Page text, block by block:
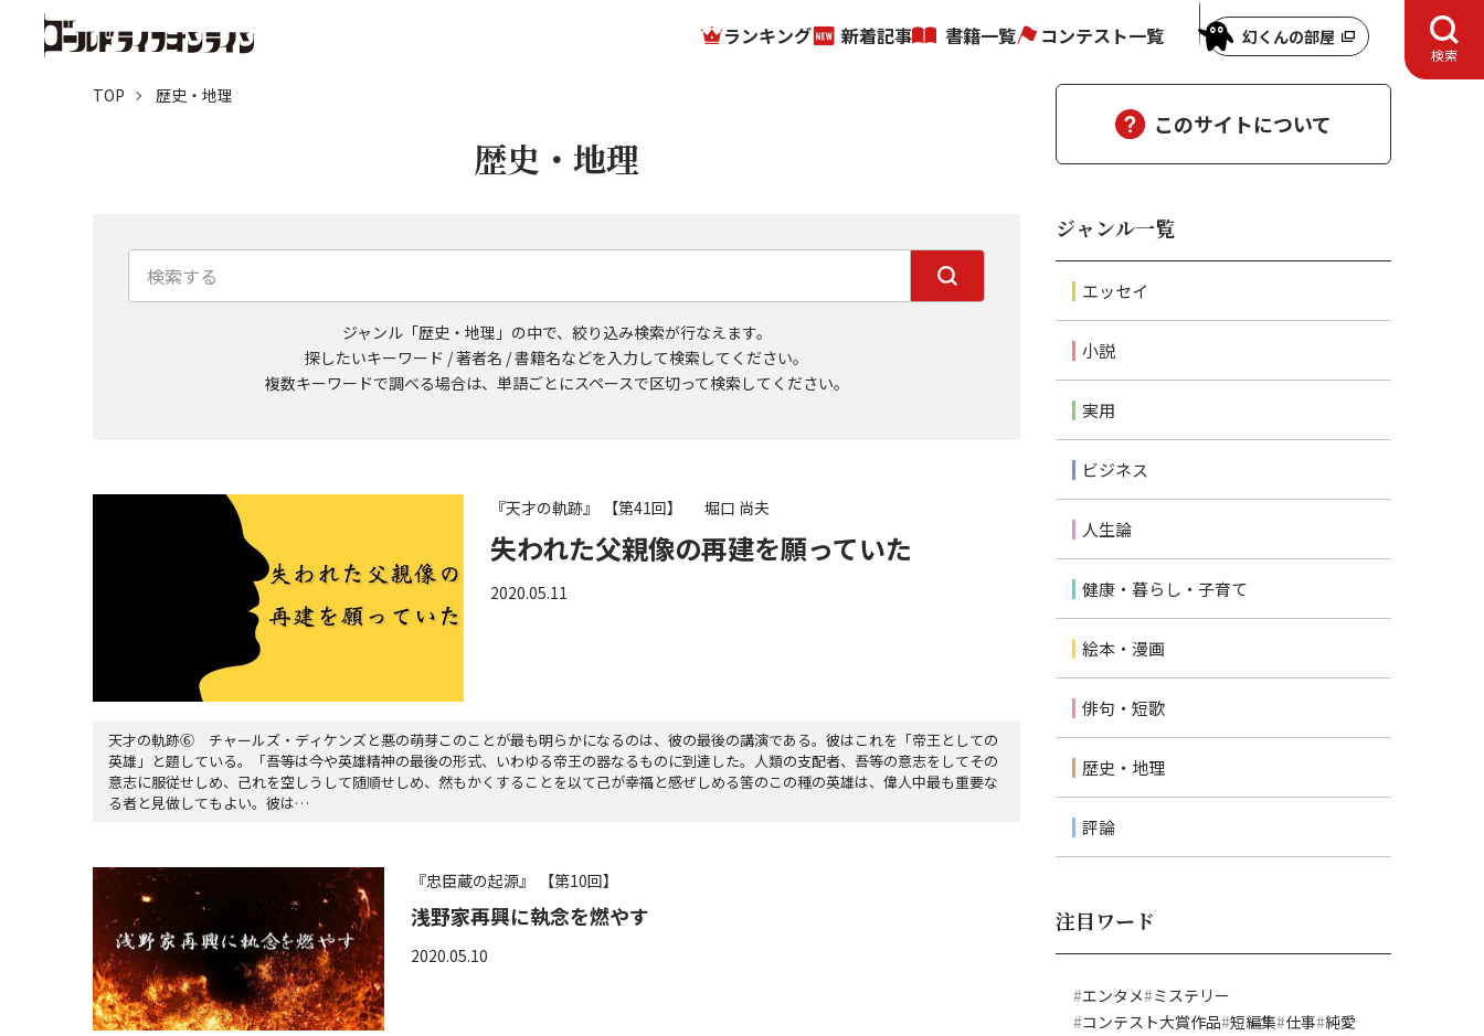
ランキング 新着記事 書籍一覧 コンテスト一覧 幻くんの部屋
検索
TOP 歴史・地理
歴史・地理
ジャンル「歴史・地理」の中で、絞り込み検索が行なえます。
探したいキーワード / 著者名 / 書籍名などを入力して検索してください。
複数キーワードで調べる場合は、単語ごとにスペースで区切って検索してください。
『天才の軌跡』 【第41回】 堀口 尚夫
失われた父親像の再建を願っていた
2020.05.11
天才の軌跡⑥ チャールズ・ディケンズと悪の萌芽このことが最も明らかになるのは、彼の最後の講演である。彼はこれを「帝王としての
英雄」と題している。「吾等は今や英雄精神の最後の形式、いわゆる帝王の器なるものに到達した。人類の支配者、吾等の意志をしてその
意志に服従せしめ、己れを空しうして随順せしめ、然もかくすることを以て己が幸福と感ぜしめる筈のこの種の英雄は、偉人中最も重要な
る者と見做してもよい。彼は…
『忠臣蔵の起源』 【第10回】
浅野家再興に執念を燃やす
2020.05.10
このサイトについて
ジャンル一覧
エッセイ
小説
実用
ビジネス
人生論
健康・暮らし・子育て
絵本・漫画
俳句・短歌
歴史・地理
評論
注目ワード
エンタメ ミステリー
コンテスト大賞作品 短編集 仕事 純愛